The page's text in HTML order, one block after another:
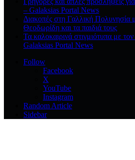
– Galaksias Portal News
Διακοπές στη Γαλλική Πολυνησία
Θεοδωρίδη και τα παιδιά τους
Τα καλοκαιρινά στιγμιότυπα με
Galaksias Portal News
Follow
Facebook
X
YouTube
Instagram
Random Article
Sidebar